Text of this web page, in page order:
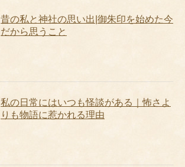
昔の私と神社の思い出|御朱印を始めた今
だから思うこと
私の日常にはいつも怪談がある｜怖さよ
りも物語に惹かれる理由